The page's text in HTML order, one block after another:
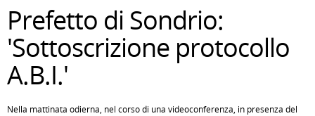
Prefetto di Sondrio:
'Sottoscrizione protocollo
A.B.I.'
Nella mattinata odierna, nel corso di una videoconferenza, in presenza del